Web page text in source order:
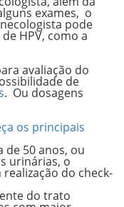
exames, o
pode
HPV, como a
avaliação do
de
. Ou dosagens
os principais
de 50 anos, ou
urinárias, o
do check-
do trato